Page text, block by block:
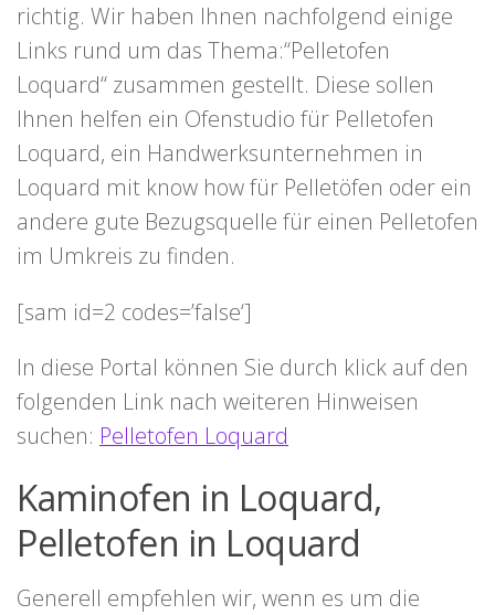
richtig. Wir haben Ihnen nachfolgend einige
Links rund um das Thema:“Pelletofen
Loquard“ zusammen gestellt. Diese sollen
Ihnen helfen ein Ofenstudio für Pelletofen
Loquard, ein Handwerksunternehmen in
Loquard mit know how für Pelletöfen oder ein
andere gute Bezugsquelle für einen Pelletofen
im Umkreis zu finden.
[sam id=2 codes=’false‘]
In diese Portal können Sie durch klick auf den
folgenden Link nach weiteren Hinweisen
suchen: Pelletofen Loquard
Kaminofen in Loquard,
Pelletofen in Loquard
Generell empfehlen wir, wenn es um die